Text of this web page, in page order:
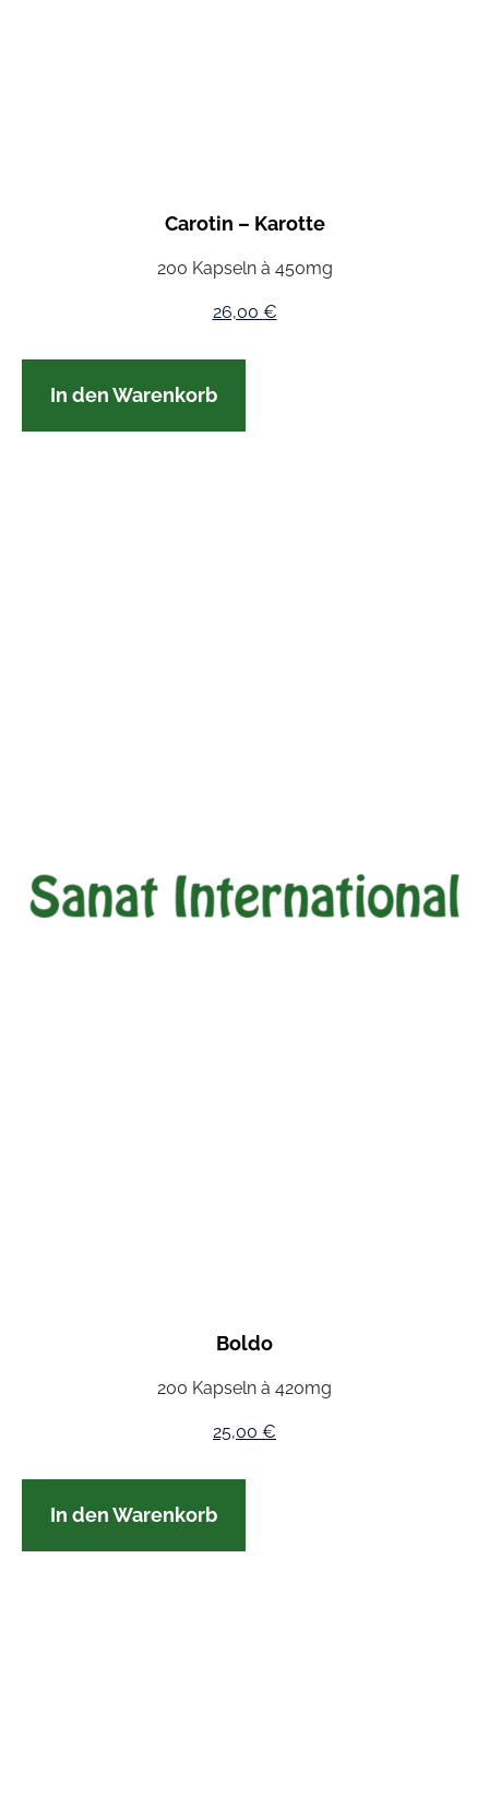
Carotin – Karotte
200 Kapseln à 450mg
26,00 €
In den Warenkorb
Boldo
200 Kapseln à 420mg
25,00 €
In den Warenkorb